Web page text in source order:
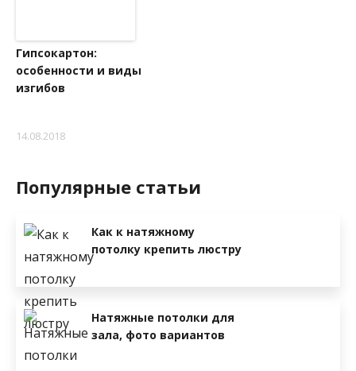
Гипсокартон:
особенности и виды
изгибов
14.08.2018
Популярные статьи
Как к натяжному
потолку крепить люстру
Натяжные потолки для
зала, фото вариантов